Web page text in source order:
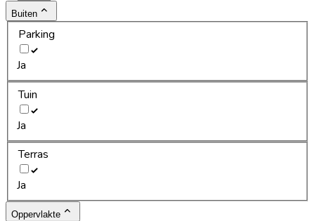
Buiten
Parking
Ja
Tuin
Ja
Terras
Ja
Oppervlakte